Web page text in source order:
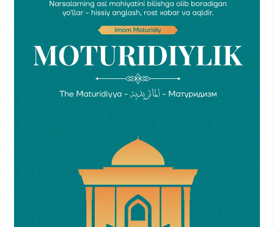
Papers. Middle East Program. September 2008. № 97. URL:
https://carnegieendowment.org/files/cp97_boucek_saudi_final.pdf
(reference date: 15.02.2019).
Macleod Scott. Postcard: Saudi Arabia. Time. October 18,
Deradicalization of Islamists in Saudi Arabia //
Islamovedenie. 2019. V.10, № 4.
Ansary F.Abdullah Combating Extremism: A Brief Overview
of Saudi Arabia’s Approach. URL:
https://mepc.org/combating-extremism-brief-overview-